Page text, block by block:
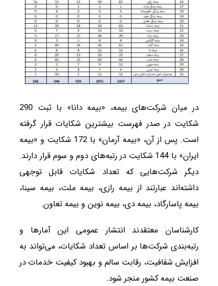
در میان شرکت‌های بیمه، «بیمه دانا» با ثبت 290
شکایت در صدر فهرست بیشترین شکایات قرار گرفته
است. پس از آن، «بیمه آرمان» با 172 شکایت و «بیمه
ایران» با 144 شکایت در رتبه‌های دوم و سوم قرار دارند.
دیگر شرکت‌هایی که تعداد شکایات قابل توجهی
داشته‌اند عبارتند از بیمه رازی، بیمه ملت، بیمه سینا،
بیمه پاسارگاد، بیمه دی، بیمه نوین و بیمه تعاون.
کارشناسان معتقدند انتشار عمومی این آمارها و
رتبه‌بندی شرکت‌ها بر اساس تعداد شکایات، می‌تواند به
افزایش شفافیت، رقابت سالم و بهبود کیفیت خدمات در
صنعت بیمه کشور منجر شود.